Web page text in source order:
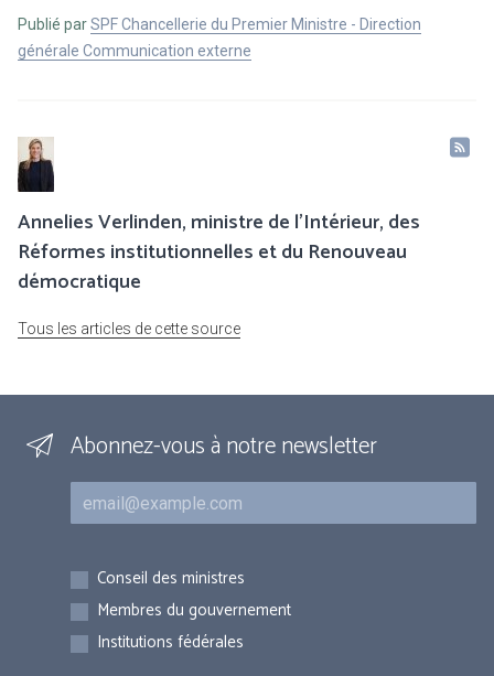
Publié parSPF Chancellerie du Premier Ministre - Direction
générale Communication externe
Annelies Verlinden, ministre de l’Intérieur, des
Réformes institutionnelles et du Renouveau
démocratique
Tous les articles de cette source
Abonnez-vous à notre newsletter
Courriel
Inscriptions
Conseil des ministres
Membres du gouvernement
Institutions fédérales